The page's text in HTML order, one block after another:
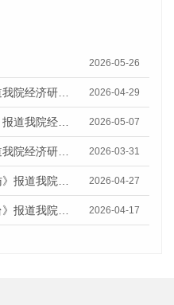
2026-05-26
2026-04-29
2026-05-07
2026-03-31
2026-04-27
2026-04-17